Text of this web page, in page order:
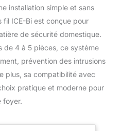
installation simple et sans
fil ICE-Bi est conçue pour
de sécurité domestique.
de 4 à 5 pièces, ce système
prévention des intrusions
plus, sa compatibilité avec
pratique et moderne pour
foyer.